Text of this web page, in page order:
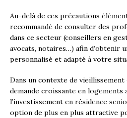
Au-delà de ces précautions
recommandé de consulter des
dans ce secteur (conseillers en
avocats, notaires…) afin d’obtenir
personnalisé et adapté à votre
Dans un contexte de
demande croissante en logements
l’investissement en résidence
option de plus en plus attractive